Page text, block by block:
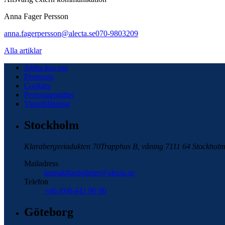
Anna Fager Persson
anna.fagerpersson@alecta.se070-9803209
Alla artiklar
Jobba hos oss
Pressrum
Cookies
Personuppgifter
Visselblåsning
Stockholm
Klarabergsviadukten 70Trapphus B, våning 7111 64 Stockholm
Mailadress
kontaktfastigheter@alecta.se
Telefon
+46 (0)8-441 90 00
Göteborg